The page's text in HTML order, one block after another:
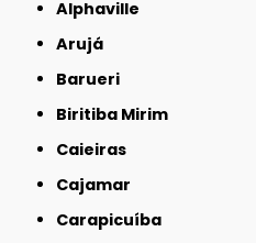
Alphaville
Arujá
Barueri
Biritiba Mirim
Caieiras
Cajamar
Carapicuíba